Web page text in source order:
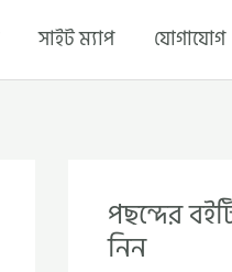
সাইট ম্যাপ যোগাযোগ
পছন্দের
নিন